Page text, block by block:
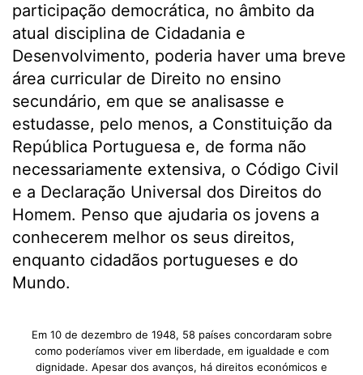
participação democrática, no âmbito da
atual disciplina de Cidadania e
Desenvolvimento, poderia haver uma breve
área curricular de Direito no ensino
secundário, em que se analisasse e
estudasse, pelo menos, a Constituição da
República Portuguesa e, de forma não
necessariamente extensiva, o Código Civil
e a Declaração Universal dos Direitos do
Homem. Penso que ajudaria os jovens a
conhecerem melhor os seus direitos,
enquanto cidadãos portugueses e do
Mundo.
Em 10 de dezembro de 1948, 58 países concordaram sobre
como poderíamos viver em liberdade, em igualdade e com
dignidade. Apesar dos avanços, há direitos económicos e